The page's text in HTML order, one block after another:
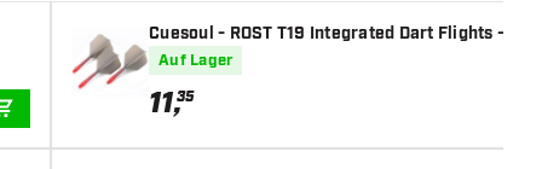
IN DEN WARENKORB
Cuesoul - ROST T19 Integrated Dart Flights -
Auf Lager
11,35